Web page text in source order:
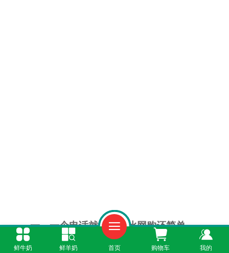
一、一个电话就能订，比网购还简单
鲜牛奶 鲜羊奶 首页 购物车 我的